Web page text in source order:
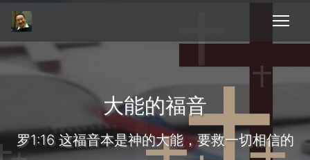
大能的福音
罗1:16 这福音本是神的大能，要救一切相信的